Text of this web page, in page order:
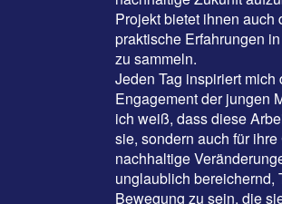
Projekt bietet ihnen auch
praktische Erfahrungen
zu sammeln.
Jeden Tag inspiriert mich
Engagement der jungen
ich weiß, dass diese
sie, sondern auch für
nachhaltige
unglaublich bereichernd,
Bewegung zu sein, die